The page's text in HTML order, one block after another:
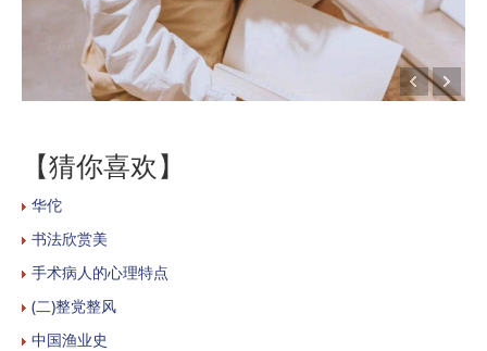
【猜你喜欢】
华佗
书法欣赏美
手术病人的心理特点
(二)整党整风
中国渔业史